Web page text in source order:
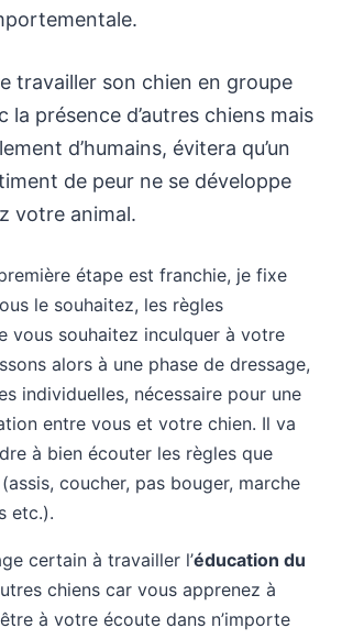
travailler son chien en groupe
la présence d’autres chiens mais
d’humains, évitera qu’un
de peur ne se développe
votre animal.
étape est franchie, je fixe
le souhaitez, les règles
vous souhaitez inculquer à votre
alors à une phase de dressage,
individuelles, nécessaire pour une
entre vous et votre chien. Il va
à bien écouter les règles que
coucher, pas bouger, marche
etc.).
certain à travailler l’éducation du
chiens car vous apprenez à
à votre écoute dans n’importe